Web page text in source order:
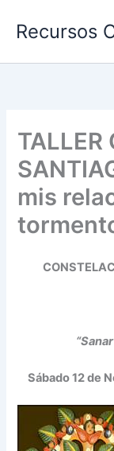
Recursos
TALLER
mis
Sábado 12 de